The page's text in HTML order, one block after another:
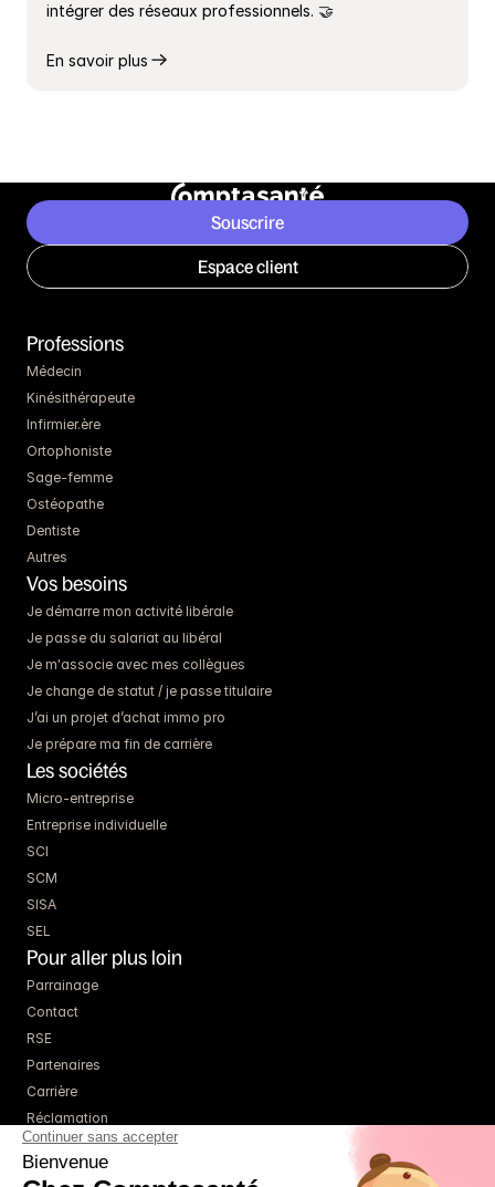
intégrer des réseaux professionnels. 🤝
En savoir plus
Souscrire
Espace client
Professions
Médecin
Kinésithérapeute
Infirmier.ère
Ortophoniste
Sage-femme
Ostéopathe
Dentiste
Autres
Vos besoins
Je démarre mon activité libérale
Je passe du salariat au libéral
Je m'associe avec mes collègues
Je change de statut / je passe titulaire
J’ai un projet d’achat immo pro
Je prépare ma fin de carrière
Les sociétés
Micro-entreprise
Entreprise individuelle
SCI
SCM
SISA
SEL
Pour aller plus loin
Parrainage
Contact
RSE
Partenaires
Carrière
Réclamation
Ressources
Blog